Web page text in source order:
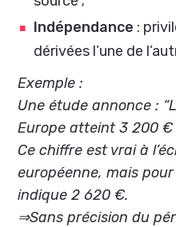
Indépendance :
dérivées l’une de
Exemple :
Une étude annonce :
Europe atteint 3 200 €
Ce chiffre est vrai à
européenne, mais pour
indique 2 620 €.
⇒Sans précision du